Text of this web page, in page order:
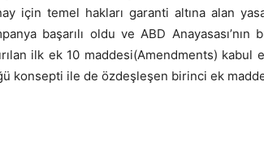
için temel hakları garanti altına alan
başarılı oldu ve ABD
ilk ek 10 maddesi(Amendments) kabul
konsepti ile de özdeşleşen birinci ek